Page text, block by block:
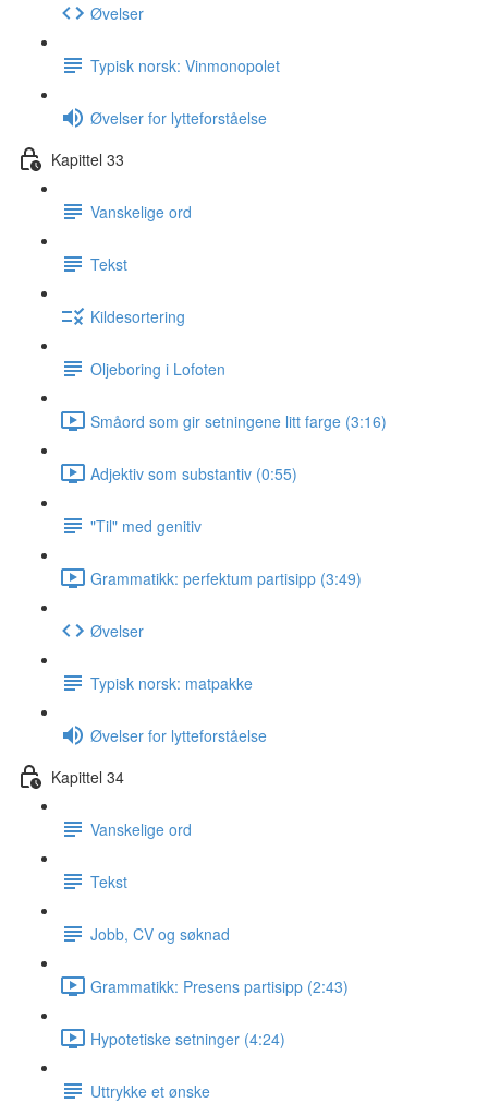
Øvelser
Typisk norsk: Vinmonopolet
Øvelser for lytteforståelse
Kapittel 33
Vanskelige ord
Tekst
Kildesortering
Oljeboring i Lofoten
Småord som gir setningene litt farge (3:16)
Adjektiv som substantiv (0:55)
"Til" med genitiv
Grammatikk: perfektum partisipp (3:49)
Øvelser
Typisk norsk: matpakke
Øvelser for lytteforståelse
Kapittel 34
Vanskelige ord
Tekst
Jobb, CV og søknad
Grammatikk: Presens partisipp (2:43)
Hypotetiske setninger (4:24)
Uttrykke et ønske